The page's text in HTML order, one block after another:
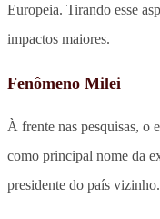
Europeia. Tirando esse
impactos maiores.
Fenômeno Milei
À frente nas pesquisas, o
como principal nome da
presidente do país vizinho.